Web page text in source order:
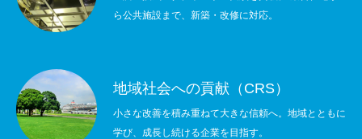
ら公共施設まで、新築・改修に対応。
地域社会への貢献（CRS）
小さな改善を積み重ねて大きな信頼へ。地域とともに
学び、成長し続ける企業を目指す。